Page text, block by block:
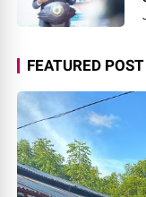
FEATURED POST